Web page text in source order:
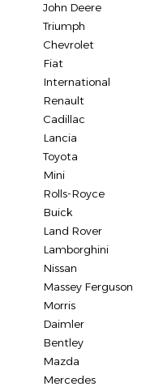
John Deere
Triumph
Chevrolet
Fiat
International
Renault
Cadillac
Lancia
Toyota
Mini
Rolls-Royce
Buick
Land Rover
Lamborghini
Nissan
Massey Ferguson
Morris
Daimler
Bentley
Mazda
Mercedes